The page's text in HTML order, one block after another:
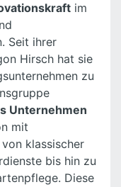
im
Seit ihrer
Hirsch hat sie
zu
Unternehmen
mit
klassischer
bis hin zu
Diese